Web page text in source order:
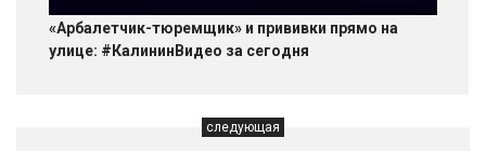
«Арбалетчик-тюремщик» и прививки прямо на
улице: #КалининВидео за сегодня
следующая